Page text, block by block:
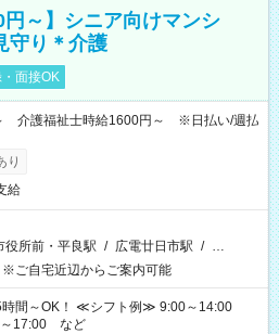
円～】シニア向けマンシ
守り＊介護
面接OK
介護福祉士時給1600円～ ※日払い/週払
り
給
役所前・平良駅 / 広電廿日市駅 / …
ご自宅近辺からご案内可能
ト例≫ 9:00～14:00
～17:00 など